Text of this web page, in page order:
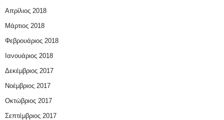
Απρίλιος 2018
Μάρτιος 2018
Φεβρουάριος 2018
Ιανουάριος 2018
Δεκέμβριος 2017
Νοέμβριος 2017
Οκτώβριος 2017
Σεπτέμβριος 2017